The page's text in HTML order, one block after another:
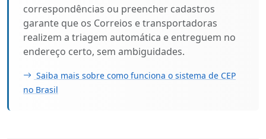
correspondências ou preencher cadastros
garante que os Correios e transportadoras
realizem a triagem automática e entreguem no
endereço certo, sem ambiguidades.
Saiba mais sobre como funciona o sistema de CEP
no Brasil